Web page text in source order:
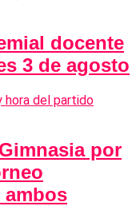
docente
3 de agosto
por
ambos